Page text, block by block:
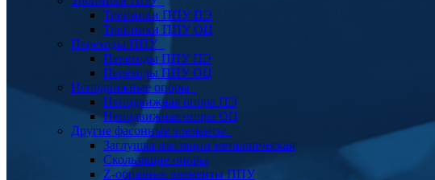
Тройники ППУ ПЭ
Тройники ППУ ОЦ
Переходы ППУ
Переходы ППУ ПЭ
Переходы ППУ ОЦ
Неподвижные опоры
Неподвижная опора ПЭ
Неподвижная опора ОЦ
Другие фасонные элементы
Заглушка изоляции металлическая
Скользящие опоры
Z-образные элементы ППУ